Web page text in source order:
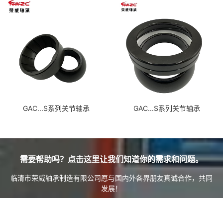
GAC...S系列关节轴承 GAC...S系列关节轴承
需要帮助吗？点击这里让我们知道你的需求和问题。
临清市荣威轴承制造有限公司愿与国内外各界朋友真诚合作，共同
发展！